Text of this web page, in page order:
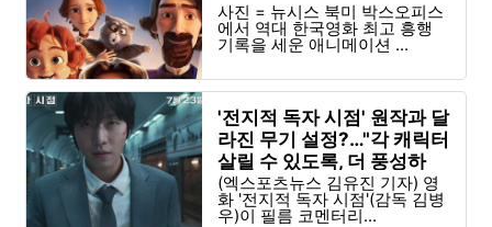
사진 = 뉴시스 북미 박스오피스
에서 역대 한국영화 최고 흥행
기록을 세운 애니메이션 ...
'전지적 독자 시점' 원작과 달
라진 무기 설정?…"각 캐릭터
살릴 수 있도록, 더 풍성하
게"
(엑스포츠뉴스 김유진 기자) 영
화 '전지적 독자 시점'(감독 김병
우)이 필름 코멘터리...